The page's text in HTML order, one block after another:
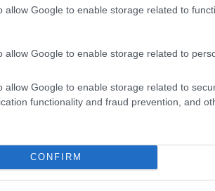
allow Google to enable storage related to
allow Google to enable storage related to
allow Google to enable storage related to
functionality and fraud prevention, and
CONFIRM
(μη Μισθωτών)
συντάξεις ΕΦΚΑ για όσους είναι
2016)
Επικουρικές Συντάξεις του
ΙΚΑ – ΕΤΑΜ
Δημόσιο
συντάξεις Ενόπλων